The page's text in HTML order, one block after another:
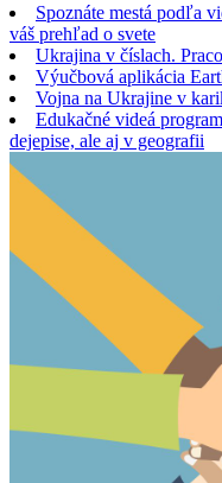
Spoznáte mestá podľa
váš prehľad o svete
Ukrajina v číslach.
Výučbová aplikácia
Vojna na Ukrajine v
Edukačné videá
dejepise, ale aj v geografii